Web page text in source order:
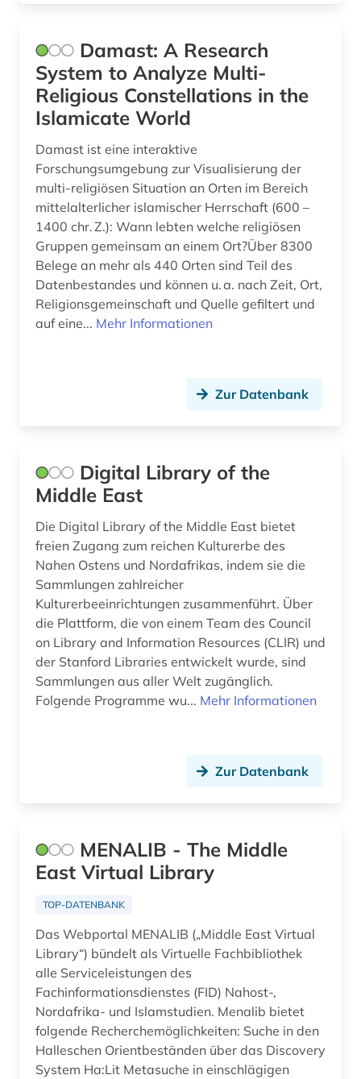
Damast: A Research
System to Analyze Multi-
Religious Constellations in the
Islamicate World
Damast ist eine interaktive
Forschungsumgebung zur Visualisierung der
multi-religiösen Situation an Orten im Bereich
mittelalterlicher islamischer Herrschaft (600 –
1400 chr. Z.): Wann lebten welche religiösen
Gruppen gemeinsam an einem Ort?Über 8300
Belege an mehr als 440 Orten sind Teil des
Datenbestandes und können u. a. nach Zeit, Ort,
Religionsgemeinschaft und Quelle gefiltert und
auf eine... Mehr Informationen
Zur Datenbank
Digital Library of the
Middle East
Die Digital Library of the Middle East bietet
freien Zugang zum reichen Kulturerbe des
Nahen Ostens und Nordafrikas, indem sie die
Sammlungen zahlreicher
Kulturerbeeinrichtungen zusammenführt. Über
die Plattform, die von einem Team des Council
on Library and Information Resources (CLIR) und
der Stanford Libraries entwickelt wurde, sind
Sammlungen aus aller Welt zugänglich.
Folgende Programme wu... Mehr Informationen
Zur Datenbank
MENALIB - The Middle
East Virtual Library
TOP-DATENBANK
Das Webportal MENALIB („Middle East Virtual
Library“) bündelt als Virtuelle Fachbibliothek
alle Serviceleistungen des
Fachinformationsdienstes (FID) Nahost-,
Nordafrika- und Islamstudien. Menalib bietet
folgende Recherchemöglichkeiten: Suche in den
Halleschen Orientbeständen über das Discovery
System Ha:Lit Metasuche in einschlägigen